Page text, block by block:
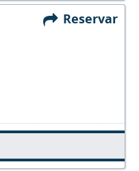
Reservar